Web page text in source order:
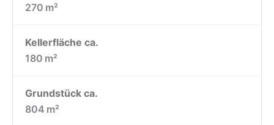
270 m²
Kellerfläche ca.
180 m²
Grund­stück ca.
804 m²